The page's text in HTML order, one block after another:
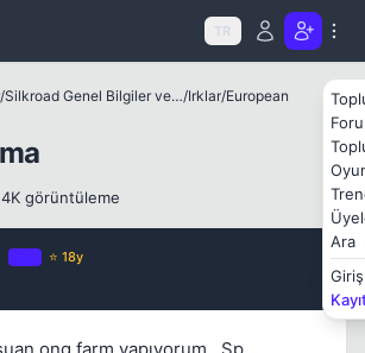
TR
Ara
Giriş
/ Silkroad Genel Bilgiler ve Update Bilgileri/Irklar/European
görüntüleme
⭐ 18y